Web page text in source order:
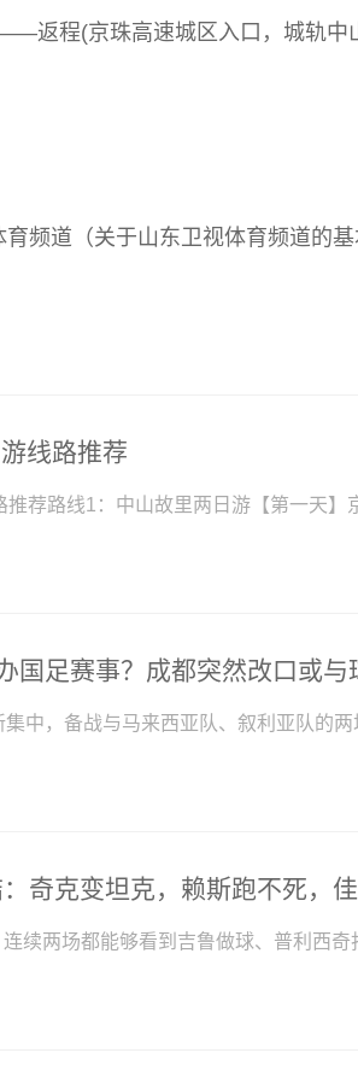
返程(京珠高速城区入口，城轨中
育频道（关于山东卫视体育频道的基
线路推荐
推荐路线1：中山故里两日游【第一天】
中，备战与马来西亚队、叙利亚队的两
奇克变坦克，赖斯跑不死，
续两场都能够看到吉鲁做球、普利西奇